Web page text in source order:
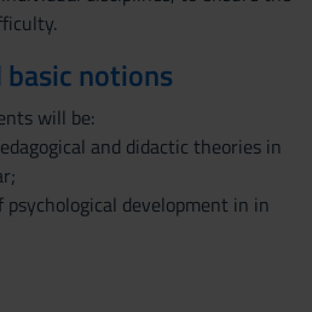
notions
will be:
and didactic theories in
development in in